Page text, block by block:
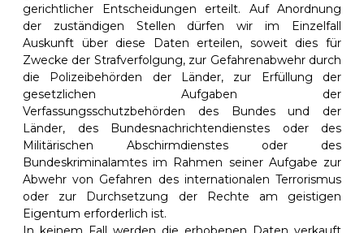
gerichtlicher Entscheidungen erteilt. Auf Anordnung
der zuständigen Stellen dürfen wir im Einzelfall
Auskunft über diese Daten erteilen, soweit dies für
Zwecke der Strafverfolgung, zur Gefahrenabwehr durch
die Polizeibehörden der Länder, zur Erfüllung der
gesetzlichen Aufgaben der
Verfassungsschutzbehörden des Bundes und der
Länder, des Bundesnachrichtendienstes oder des
Militärischen Abschirmdienstes oder des
Bundeskriminalamtes im Rahmen seiner Aufgabe zur
Abwehr von Gefahren des internationalen Terrorismus
oder zur Durchsetzung der Rechte am geistigen
Eigentum erforderlich ist.